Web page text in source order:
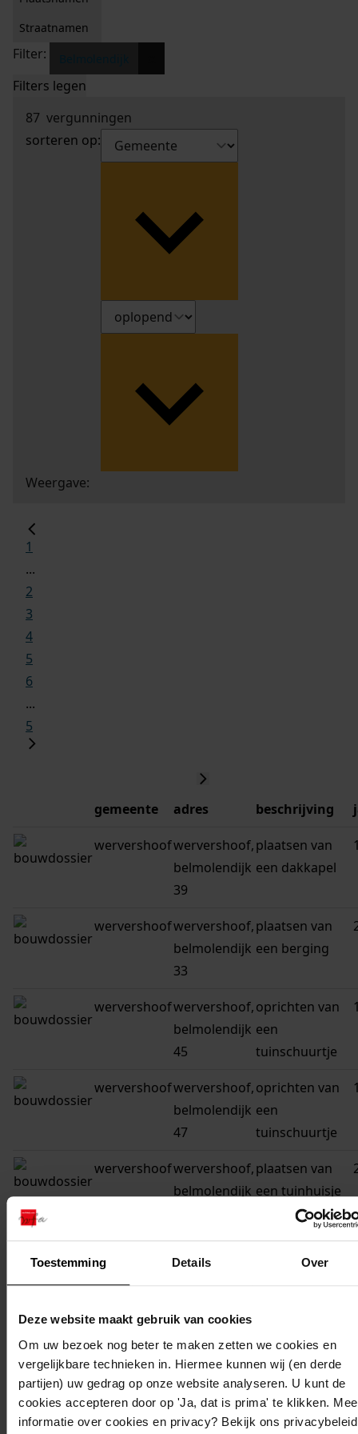
Toestemming Details Over
Deze website maakt gebruik van cookies
Om uw bezoek nog beter te maken zetten we cookies en
vergelijkbare technieken in. Hiermee kunnen wij (en derde
partijen) uw gedrag op onze website analyseren. U kunt de
cookies accepteren door op 'Ja, dat is prima' te klikken.
informatie over cookies en privacy? Bekijk ons privacybeleid
Straatnamen
Filter:
Filters legen
87 vergunningen
sorteren op:
Weergave:
1
...
2
3
4
5
6
...
5
gemeente adres beschrijving
wervershoofwervershoof,
belmolendijk
39
plaatsen van
een dakkapel
wervershoofwervershoof,
belmolendijk
33
plaatsen van
een berging
wervershoofwervershoof,
belmolendijk
45
oprichten van
een
tuinschuurtje
wervershoofwervershoof,
belmolendijk
47
oprichten van
een
tuinschuurtje
wervershoofwervershoof,
belmolendijk
plaatsen van
een tuinhuisje
belmolendijk
een tuinhuisje
wervershoof
belmolendijk een tuinhuisje
wervershoof wervershoof,plaatsen van